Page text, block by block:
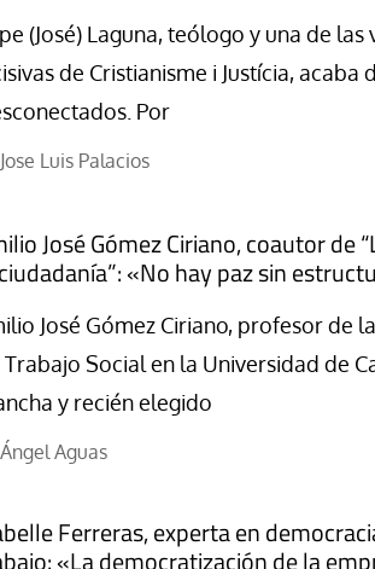
(José) Laguna, teólogo y una de las
de Cristianisme i Justícia, acaba
Por
Jose Luis Palacios
José Gómez Ciriano, coautor de
«No hay paz sin
José Gómez Ciriano, profesor de
Social en la Universidad de
y recién elegido
Ángel Aguas
Ferreras, experta en
“artífices de Potencia
dulzura y la paz